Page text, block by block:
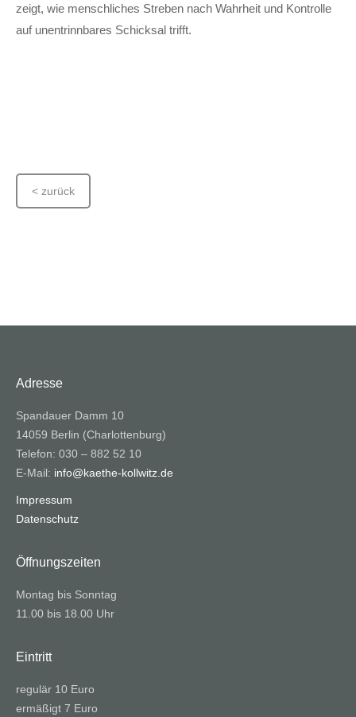
zeigt, wie menschliches Streben nach Wahrheit und Kontrolle
auf unentrinnbares Schicksal trifft.
< zurück
Adresse
Spandauer Damm 10
14059 Berlin (Charlottenburg)
Telefon: 030 – 882 52 10
E-Mail: info@kaethe-kollwitz.de
Impressum
Datenschutz
Öffnungszeiten
Montag bis Sonntag
11.00 bis 18.00 Uhr
Eintritt
regulär 10 Euro
ermäßigt 7 Euro